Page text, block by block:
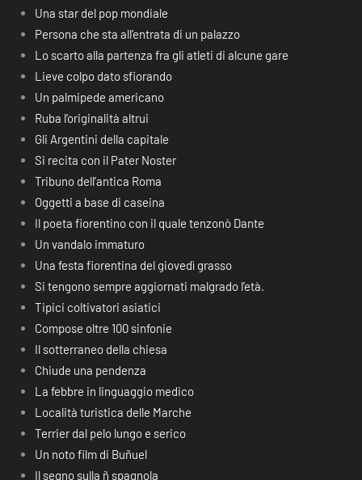
Una star del pop mondiale
Persona che sta all’entrata di un palazzo
Lo scarto alla partenza fra gli atleti di alcune gare
Lieve colpo dato sfiorando
Un palmipede americano
Ruba l’originalità altrui
Gli Argentini della capitale
Si recita con il Pater Noster
Tribuno dell’antica Roma
Oggetti a base di caseina
Il poeta fiorentino con il quale tenzonò Dante
Un vandalo immaturo
Una festa fiorentina del giovedì grasso
Si tengono sempre aggiornati malgrado l’età.
Tipici coltivatori asiatici
Compose oltre 100 sinfonie
Il sotterraneo della chiesa
Chiude una pendenza
La febbre in linguaggio medico
Località turistica delle Marche
Terrier dal pelo lungo e serico
Un noto film di Buñuel
Il segno sulla ñ spagnola